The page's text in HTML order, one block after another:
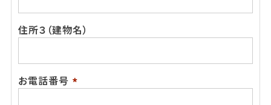
須)
住所３（建物名）
お電話番号